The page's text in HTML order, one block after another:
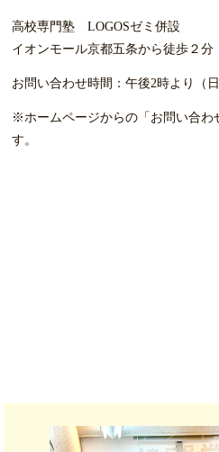
高校専門塾 LOGOSゼミ併設
イオンモール京都五条から徒歩２分
お問い合わせ時間：午後2時より（
※ホームページからの「お問い合わ
す。